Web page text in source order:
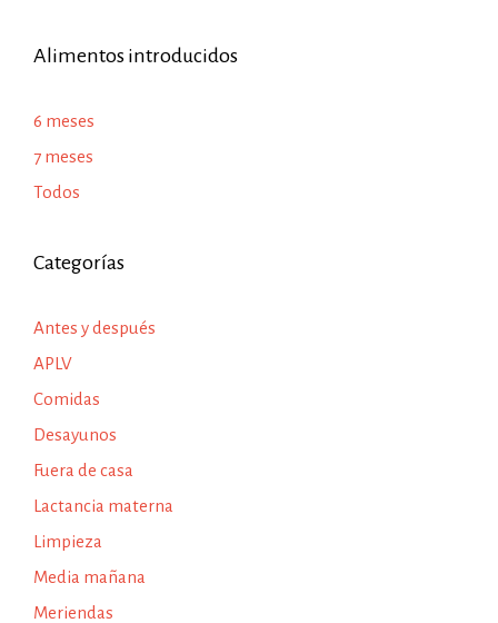
Alimentos introducidos
6 meses
7 meses
Todos
Categorías
Antes y después
APLV
Comidas
Desayunos
Fuera de casa
Lactancia materna
Limpieza
Media mañana
Meriendas